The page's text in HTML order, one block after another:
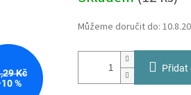
Kč
%
Můžeme doručit do:
Přidat